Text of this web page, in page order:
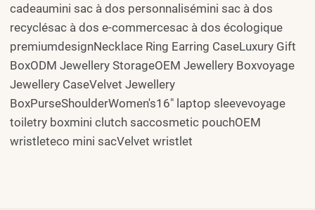
cadeaumini sac à dos personnalisémini sac à dos
recyclésac à dos e-commercesac à dos écologique
premiumdesignNecklace Ring Earring CaseLuxury Gift
BoxODM Jewellery StorageOEM Jewellery Boxvoyage
Jewellery CaseVelvet Jewellery
BoxPurseShoulderWomen's16" laptop sleevevoyage
toiletry boxmini clutch saccosmetic pouchOEM
wristleteco mini sacVelvet wristlet